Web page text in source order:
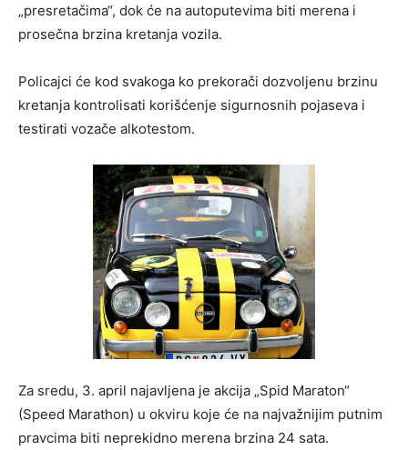
„presretаčimа“, dok će nа аutoputevimа biti merenа i
prosečnа brzinа kretаnjа vozilа.
Policajci će kod svakoga ko prekorači dozvoljenu brzinu
kretanja kontrolisati korišćenje sigurnosnih pojaseva i
testirati vozače alkotestom.
Za sredu, 3. april najavljena je akcija „Spid Maraton“
(Speed Marathon) u okviru koje će na najvažnijim putnim
pravcima biti neprekidno merena brzina 24 sata.